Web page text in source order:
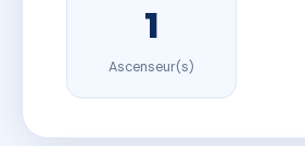
1
Ascenseur(s)